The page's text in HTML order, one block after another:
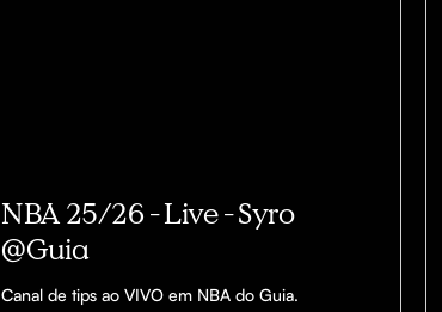
NBA 25/26 - Live - Syro
@Guia
Canal de tips ao VIVO em NBA do Guia.